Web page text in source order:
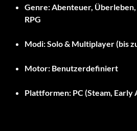
Genre:Abenteuer,
RPG
Modi:Solo & Multiplayer (bis
Motor: Benutzerdefiniert
Plattformen: PC (Steam, Early